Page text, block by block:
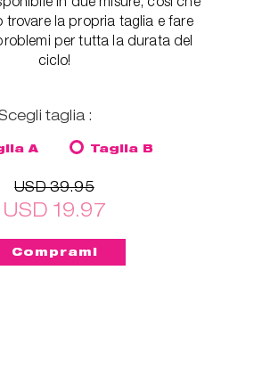
trovare la propria taglia e fare
per tutta la durata del
ciclo!
taglia :
A Taglia B
USD 39.95
USD 19.97